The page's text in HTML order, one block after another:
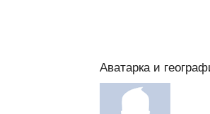
Аватарка и